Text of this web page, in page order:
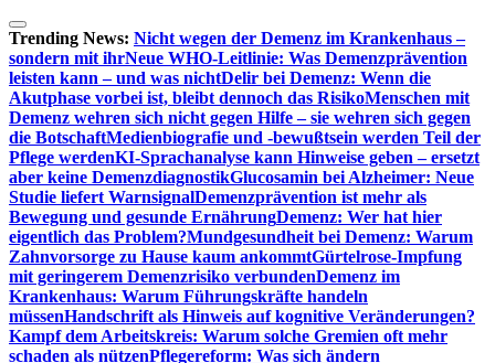
Zum
Inhalt
springen
Trending News: Nicht wegen der Demenz im Krankenhaus –
sondern mit ihrNeue WHO-Leitlinie: Was Demenzprävention
leisten kann – und was nichtDelir bei Demenz: Wenn die
Akutphase vorbei ist, bleibt dennoch das RisikoMenschen mit
Demenz wehren sich nicht gegen Hilfe – sie wehren sich gegen
die BotschaftMedienbiografie und -bewußtsein werden Teil der
Pflege werdenKI-Sprachanalyse kann Hinweise geben – ersetzt
aber keine DemenzdiagnostikGlucosamin bei Alzheimer: Neue
Studie liefert WarnsignalDemenzprävention ist mehr als
Bewegung und gesunde ErnährungDemenz: Wer hat hier
eigentlich das Problem?Mundgesundheit bei Demenz: Warum
Zahnvorsorge zu Hause kaum ankommtGürtelrose-Impfung
mit geringerem Demenzrisiko verbundenDemenz im
Krankenhaus: Warum Führungskräfte handeln
müssenHandschrift als Hinweis auf kognitive Veränderungen?
Kampf dem Arbeitskreis: Warum solche Gremien oft mehr
schaden als nützenPflegereform: Was sich ändern